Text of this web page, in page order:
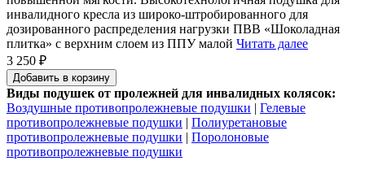
инвалидного кресла из широко-штробированного для
дозированного распределения нагрузки ПВВ «Шоколадная
плитка» с верхним слоем из ППУ малой Читать далее
3 250 ₽
Добавить в корзину
Виды подушек от пролежней для инвалидных колясок:
Воздушные противопролежневые подушки | Гелевые
противопролежневые подушки | Полиуретановые
противопролежневые подушки | Поролоновые
противопролежневые подушки